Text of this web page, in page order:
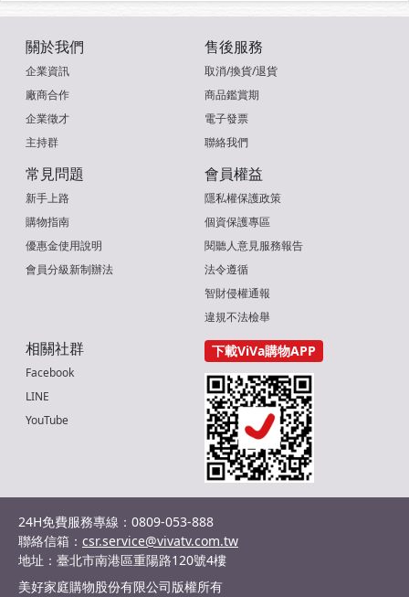
關於我們
企業資訊
廠商合作
企業徵才
主持群
售後服務
取消/換貨/退貨
商品鑑賞期
電子發票
聯絡我們
常見問題
新手上路
購物指南
優惠金使用說明
會員分級新制辦法
會員權益
隱私權保護政策
個資保護專區
閱聽人意見服務報告
法令遵循
智財侵權通報
違規不法檢舉
相關社群
Facebook
LINE
YouTube
下載ViVa購物APP
24H免費服務專線：0809-053-888
聯絡信箱： csr.service@vivatv.com.tw
地址：臺北市南港區重陽路120號4樓
美好家庭購物股份有限公司版權所有